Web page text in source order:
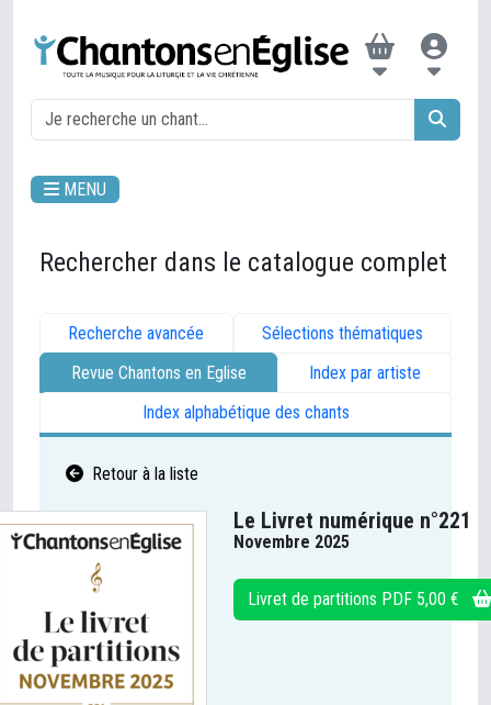
MENU
Rechercher dans le catalogue complet
Recherche avancée
Sélections thématiques
Revue Chantons en Eglise
Index par artiste
Index alphabétique des chants
Retour à la liste
Le Livret numérique n°221
Novembre 2025
Livret de partitions PDF 5,00 €